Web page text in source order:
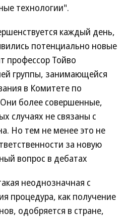
технологии".
каждый день,
потенциально новые
профессор Тойво
группы, занимающейся
в Комитете по
более совершенные,
случаях не связаны с
Но тем не менее это не
за новую
вопрос в дебатах
неоднозначная с
процедура, как получение
одобряется в стране,